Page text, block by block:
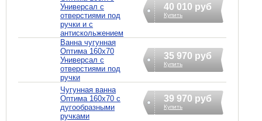
Универсал с
отверстиями под
ручки и с
антискольжением
40 010 руб
Купить
Ванна чугунная
Оптима 160х70
Универсал с
отверстиями под
ручки
35 970 руб
Купить
Чугунная ванна
Оптима 160х70 с
дугообразными
ручками
39 970 руб
Купить